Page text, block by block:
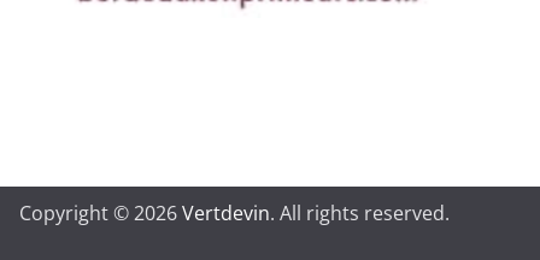
Copyright © 2026Vertdevin. All rights reserved.